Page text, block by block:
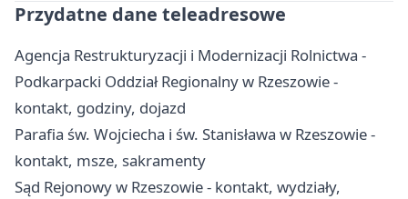
Przydatne dane teleadresowe
Agencja Restrukturyzacji i Modernizacji Rolnictwa -
Podkarpacki Oddział Regionalny w Rzeszowie -
kontakt, godziny, dojazd
Parafia św. Wojciecha i św. Stanisława w Rzeszowie -
kontakt, msze, sakramenty
Sąd Rejonowy w Rzeszowie - kontakt, wydziały,